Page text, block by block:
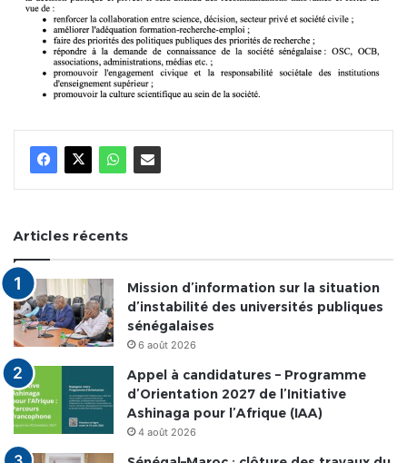
Articles récents
Mission d’information sur la situation
d’instabilité des universités publiques
sénégalaises
6 août 2026
Appel à candidatures – Programme
d’Orientation 2027 de l’Initiative
Ashinaga pour l’Afrique (IAA)
4 août 2026